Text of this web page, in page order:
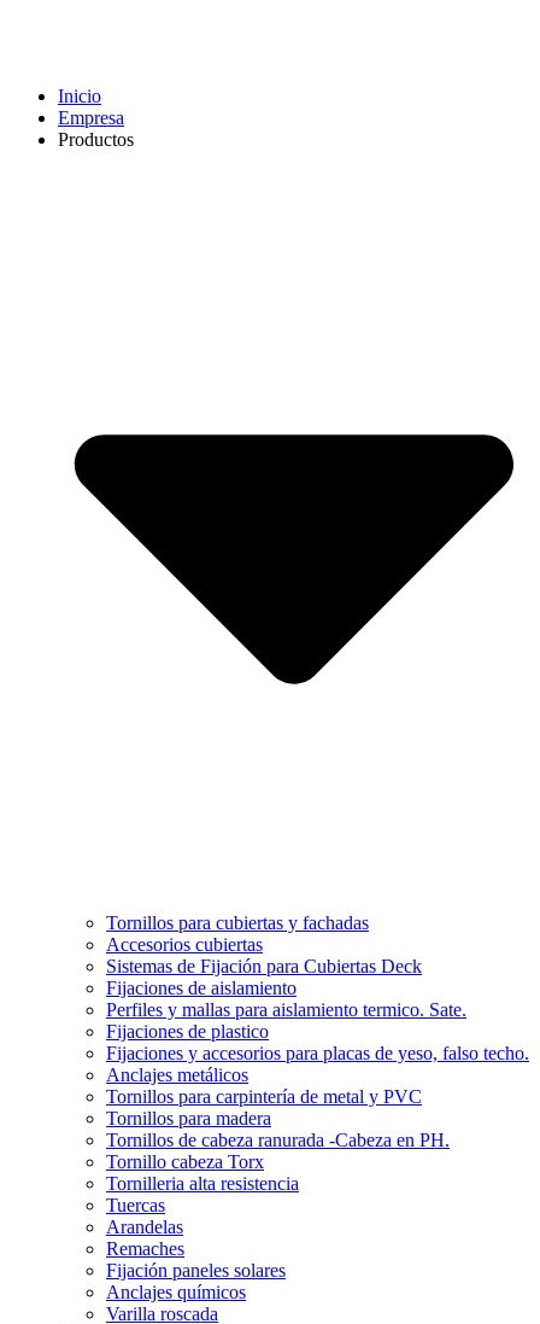
Inicio
Empresa
Productos
Tornillos para cubiertas y fachadas
Accesorios cubiertas
Sistemas de Fijación para Cubiertas Deck
Fijaciones de aislamiento
Perfiles y mallas para aislamiento termico. Sate.
Fijaciones de plastico
Fijaciones y accesorios para placas de yeso, falso techo.
Anclajes metálicos
Tornillos para carpintería de metal y PVC
Tornillos para madera
Tornillos de cabeza ranurada -Cabeza en PH.
Tornillo cabeza Torx
Tornilleria alta resistencia
Tuercas
Arandelas
Remaches
Fijación paneles solares
Anclajes químicos
Varilla roscada